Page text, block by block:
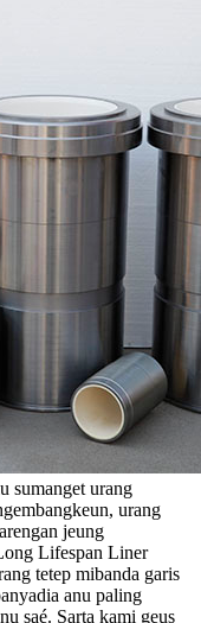
sumanget urang
urang
jeung
Lifespan Liner
tetep mibanda garis
anu paling
saé. Sarta kami geus